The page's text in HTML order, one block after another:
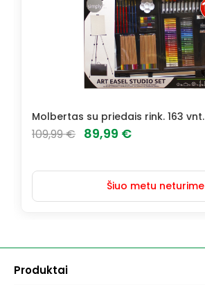
Molbertas su priedais rink. 163 vnt.
109,99€ Original
was:
109,99 €.
89,99 €Current
is:
89,99 €.
Šiuo metu neturime
Produktai